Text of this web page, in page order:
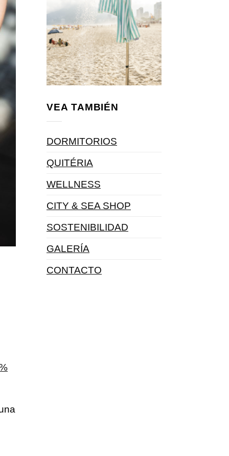
VEA TAMBIÉN
DORMITORIOS
QUITÉRIA
WELLNESS
CITY & SEA SHOP
SOSTENIBILIDAD
GALERÍA
CONTACTO